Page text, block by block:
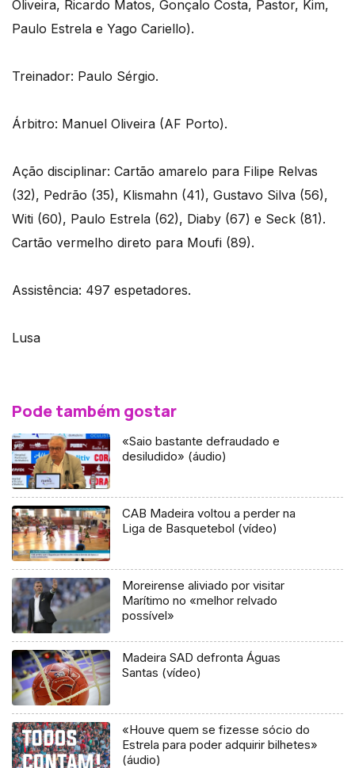
Oliveira, Ricardo Matos, Gonçalo Costa, Pastor, Kim,
Paulo Estrela e Yago Cariello).
Treinador: Paulo Sérgio.
Árbitro: Manuel Oliveira (AF Porto).
Ação disciplinar: Cartão amarelo para Filipe Relvas
(32), Pedrão (35), Klismahn (41), Gustavo Silva (56),
Witi (60), Paulo Estrela (62), Diaby (67) e Seck (81).
Cartão vermelho direto para Moufi (89).
Assistência: 497 espetadores.
Lusa
Pode também gostar
«Saio bastante defraudado e
desiludido» (áudio)
CAB Madeira voltou a perder na
Liga de Basquetebol (vídeo)
Moreirense aliviado por visitar
Marítimo no «melhor relvado
possível»
Madeira SAD defronta Águas
Santas (vídeo)
«Houve quem se fizesse sócio do
Estrela para poder adquirir bilhetes»
(áudio)